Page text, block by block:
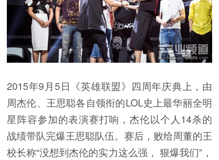
2015年9月5日《英雄联盟》四周年庆典上，由
周杰伦、王思聪各自领衔的LOL史上最华丽全明
星阵容参加的表演赛打响，杰伦以个人14杀的
战绩带队完爆王思聪队伍。赛后，败给周董的王
校长称“没想到杰伦的实力这么强， 狠爆我们”，